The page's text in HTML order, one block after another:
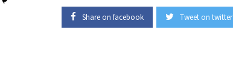
Share on facebook Tweet on twitter